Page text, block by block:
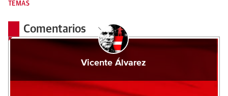
TEMAS
Comentarios
Vicente Álvarez